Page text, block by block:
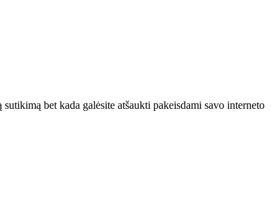
bet kada galėsite atšaukti pakeisdami savo interneto